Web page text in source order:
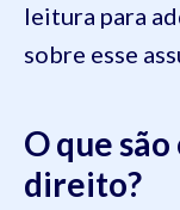
leitura para
sobre esse
O que
direito?